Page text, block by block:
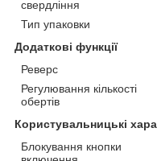
свердління
Тип упаковки
Додаткові функції
Реверс
Регулювання кількості
обертів
Користувальницькі
Блокування кнопки